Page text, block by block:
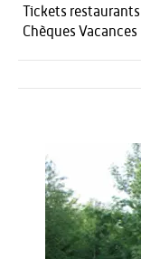
Tickets restaurants
Chèques Vacances